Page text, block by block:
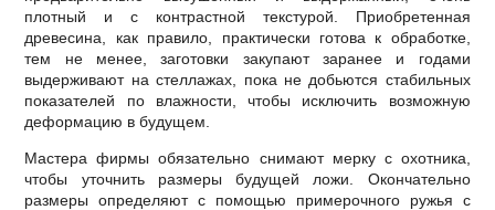
плотный и с контрастной текстурой. Приобретенная
древесина, как правило, практически готова к обработке,
тем не менее, заготовки закупают заранее и годами
выдерживают на стеллажах, пока не добьются стабильных
показателей по влажности, чтобы исключить возможную
деформацию в будущем.
Мастера фирмы обязательно снимают мерку с охотника,
чтобы уточнить размеры будущей ложи. Окончательно
размеры определяют с помощью примерочного ружья с